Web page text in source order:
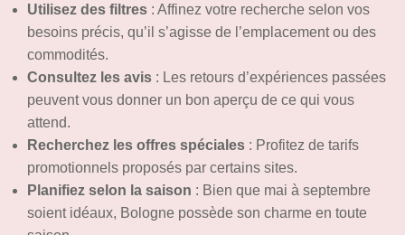
Utilisez des filtres : Affinez votre recherche selon vos
besoins précis, qu’il s’agisse de l’emplacement ou des
commodités.
Consultez les avis : Les retours d’expériences passées
peuvent vous donner un bon aperçu de ce qui vous
attend.
Recherchez les offres spéciales : Profitez de tarifs
promotionnels proposés par certains sites.
Planifiez selon la saison : Bien que mai à septembre
soient idéaux, Bologne possède son charme en toute